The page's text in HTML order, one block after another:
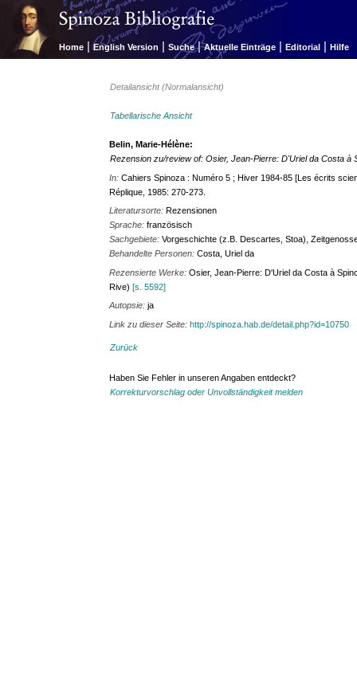
Home | English Version | Suche | Aktuelle Einträge | Editorial | Hilfe
Detailansicht (Normalansicht)
Tabellarische Ansicht
Belin, Marie-Hélène:
Rezension zu/review of: Osier, Jean-Pierre: D'Uriel da Costa à
In:Cahiers Spinoza : Numéro 5 ; Hiver 1984-85 [Les écrits
Réplique, 1985: 270-273.
Literatursorte:Rezensionen
Sprache:französisch
Sachgebiete:Vorgeschichte (z.B. Descartes, Stoa),
Behandelte Personen:Costa, Uriel da
Rezensierte Werke:Osier, Jean-Pierre: D'Uriel da Costa à
Rive)[s. 5592]
Autopsie:ja
Link zu dieser Seite:http://spinoza.hab.de/detail.php?id=10750
Zurück
Haben Sie Fehler in unseren Angaben entdeckt?
Korrekturvorschlag oder Unvollständigkeit melden